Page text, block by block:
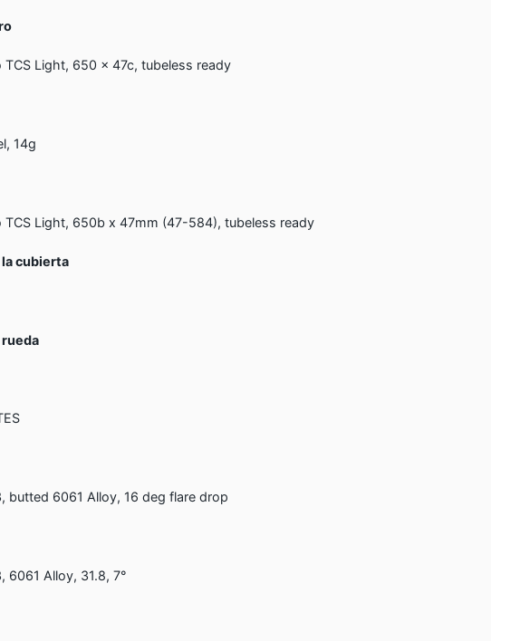
TCS Light, 650 x 47c, tubeless ready
14g
TCS Light, 650b x 47mm (47-584), tubeless ready
cubierta
rueda
butted 6061 Alloy, 16 deg flare drop
6061 Alloy, 31.8, 7°